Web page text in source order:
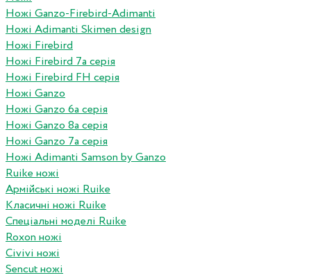
Ножі Ganzo-Firebird-Adimanti
Ножі Adimanti Skimen design
Ножі Firebird
Ножі Firebird 7а серія
Ножі Firebird FH серія
Ножі Ganzo
Ножі Ganzo 6а серія
Ножі Ganzo 8а серія
Ножі Ganzo 7а серія
Ножі Adimanti Samson by Ganzo
Ruike ножі
Армійські ножі Ruike
Класичні ножі Ruike
Спеціальні моделі Ruike
Roxon ножi
Civivi ножі
Sencut ножі